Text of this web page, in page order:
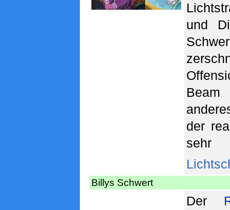
und
Beam
der
sehr
Billys Schwert
Der